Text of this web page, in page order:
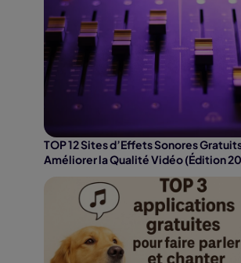
TOP 12 Sites d’Effets Sonores
Améliorer la Qualité Vidéo (Édition